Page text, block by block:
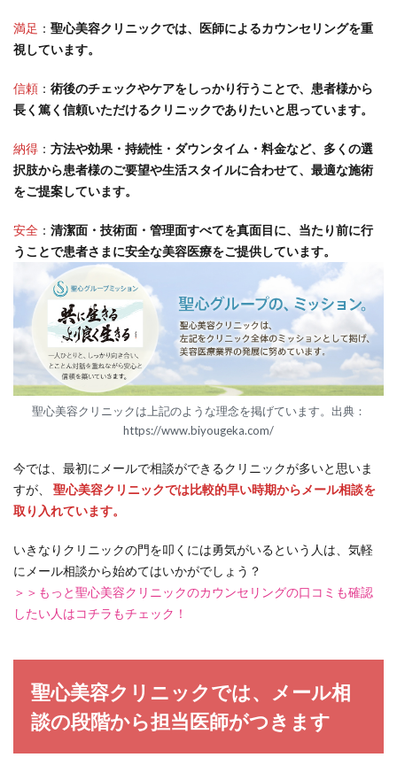
満足 ： 聖心美容クリニックでは、医師によるカウンセリングを重
視しています。
信頼 ： 術後のチェックやケアをしっかり行うことで、患者様から
長く篤く信頼いただけるクリニックでありたいと思っています。
納得 ： 方法や効果・持続性・ダウンタイム・料金など、多くの選
択肢から患者様のご要望や生活スタイルに合わせて、最適な施術
をご提案しています。
安全 ： 清潔面・技術面・管理面すべてを真面目に、当たり前に行
うことで患者さまに安全な美容医療をご提供しています。
聖心美容クリニックは上記のような理念を掲げています。出典：
https://www.biyougeka.com/
今では、最初にメールで相談ができるクリニックが多いと思いま
すが、
聖心美容クリニックでは比較的早い時期からメール相談を
取り入れています。
いきなりクリニックの門を叩くには勇気がいるという人は、気軽
にメール相談から始めてはいかがでしょう？
＞＞もっと聖心美容クリニックのカウンセリングの口コミも確認
したい人はコチラもチェック！
聖心美容クリニックでは、メール相
談の段階から担当医師がつきます